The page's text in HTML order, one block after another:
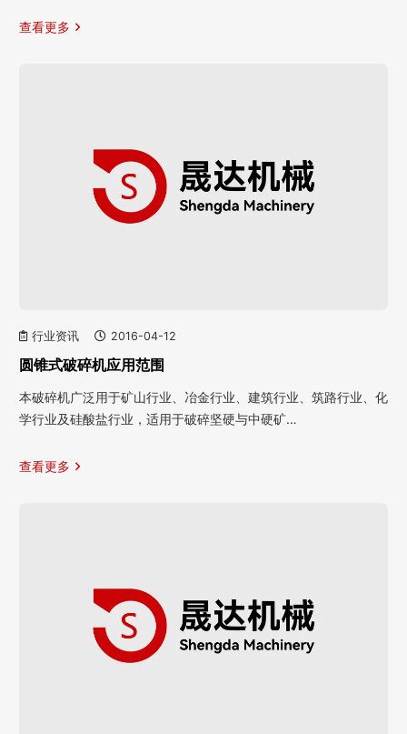
查看更多
行业资讯 2016-04-12
圆锥式破碎机应用范围
本破碎机广泛用于矿山行业、冶金行业、建筑行业、筑路行业、化
学行业及硅酸盐行业，适用于破碎坚硬与中硬矿…
查看更多